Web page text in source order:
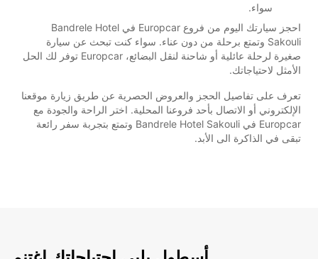
سواء.
احجز سيارتك اليوم من فروع Europcar في Bandrele Hotel
Sakouli وتمتع برحلة من دون عناء. سواء كنت تبحث عن سيارة
صغيرة لرحلة عائلية أو شاحنة لنقل البضائع، Europcar توفر لك الحل
الأمثل لاحتياجاتك.
تعرف على تفاصيل الحجز والعروض الحصرية عن طريق زيارة موقعنا
الإلكتروني أو الاتصال بأحد فروعنا المحلية. اختر الراحة والجودة مع
Europcar في Bandrele Hotel Sakouli وتمتع بتجربة سفر رائعة
تبقى في الذاكرة الى الأبد.